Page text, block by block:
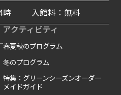
時
入館料：無料
アクティビティ
春夏秋のプログラム
冬のプログラム
特集：グリーンシーズンオーダー
メイドガイド